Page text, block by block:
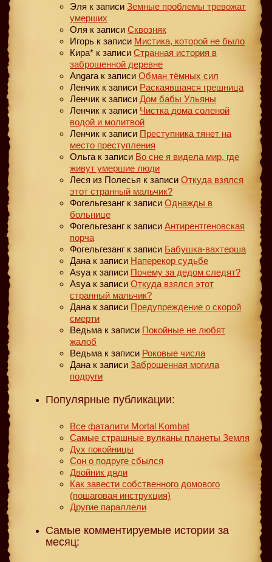
Эля к записи Земные проблемы тревожат
умерших
Оля к записи Сквозняк
Игорь к записи Мистика, которой не было
Кира* к записи Странная история в
заброшенной деревне
Angara к записи Обман тёмных сил
Ленчик к записи Раскаявшаяся грешница
Ленчик к записи Дом бабы Ульяны
Ленчик к записи Чистка дома соленой
водой и молитвой
Ленчик к записи Преступника тянет на
место преступления
Ольга к записи Во сне я видела мир, где
живут умершие люди
Леся из Полесья к записи Откуда взялся
этот странный мальчик?
Фогельгезанг к записи Однажды в
больнице
Фогельгезанг к записи Антирентгеновская
порча
Фогельгезанг к записи Бабушка-вахтерша
Дана к записи Наперекор судьбе
Asya к записи Почему за дедом следят?
Asya к записи Откуда взялся этот
странный мальчик?
Дана к записи Предупреждение о скорой
смерти
Ведьма к записи Покойные не любят
жалоб
Ведьма к записи Роковые числа
Дана к записи Заброшенная могила
подруги
Популярные публикации:
Все фаталити Mortal Kombat
Самые страшные вулканы планеты Земля
Дух покойницы
Сон о подруге сбылся
Двойник дяди
Как завести собственного домового
(пошаговая инструкция)
Другие параллели
Самые комментируемые истории за
месяц: